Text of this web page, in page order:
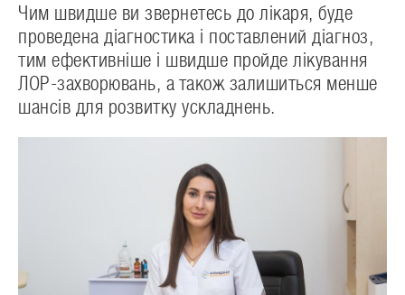
Чим швидше ви звернетесь до лікаря, буде
проведена діагностика і поставлений діагноз,
тим ефективніше і швидше пройде лікування
ЛОР-захворювань, а також залишиться менше
шансів для розвитку ускладнень.